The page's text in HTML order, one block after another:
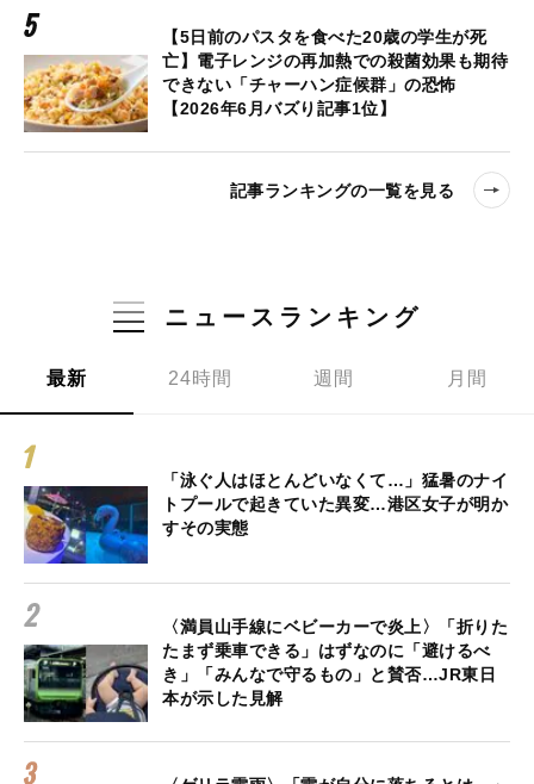
【5日前のパスタを食べた20歳の学生が死
亡】電子レンジの再加熱での殺菌効果も期待
できない「チャーハン症候群」の恐怖
【2026年6月バズり記事1位】
記事ランキングの一覧を見る
ニュースランキング
最新 24時間 週間 月間
「泳ぐ人はほとんどいなくて…」猛暑のナイ
トプールで起きていた異変…港区女子が明か
すその実態
〈満員山手線にベビーカーで炎上〉「折りた
たまず乗車できる」はずなのに「避けるべ
き」「みんなで守るもの」と賛否…JR東日
本が示した見解